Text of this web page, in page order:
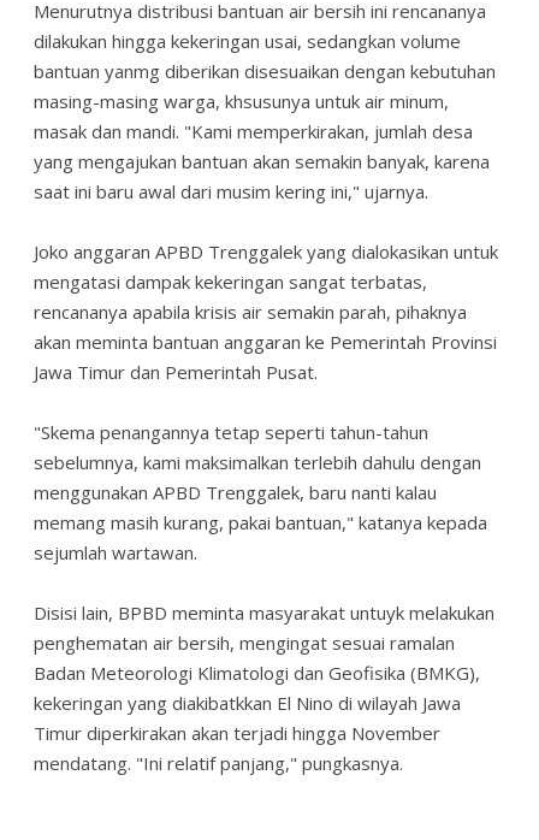
Menurutnya distribusi bantuan air bersih ini rencananya
dilakukan hingga kekeringan usai, sedangkan volume
bantuan yanmg diberikan disesuaikan dengan kebutuhan
masing-masing warga, khsusunya untuk air minum,
masak dan mandi. "Kami memperkirakan, jumlah desa
yang mengajukan bantuan akan semakin banyak, karena
saat ini baru awal dari musim kering ini," ujarnya.
Joko anggaran APBD Trenggalek yang dialokasikan untuk
mengatasi dampak kekeringan sangat terbatas,
rencananya apabila krisis air semakin parah, pihaknya
akan meminta bantuan anggaran ke Pemerintah Provinsi
Jawa Timur dan Pemerintah Pusat.
"Skema penangannya tetap seperti tahun-tahun
sebelumnya, kami maksimalkan terlebih dahulu dengan
menggunakan APBD Trenggalek, baru nanti kalau
memang masih kurang, pakai bantuan," katanya kepada
sejumlah wartawan.
Disisi lain, BPBD meminta masyarakat untuyk melakukan
penghematan air bersih, mengingat sesuai ramalan
Badan Meteorologi Klimatologi dan Geofisika (BMKG),
kekeringan yang diakibatkkan El Nino di wilayah Jawa
Timur diperkirakan akan terjadi hingga November
mendatang. "Ini relatif panjang," pungkasnya.